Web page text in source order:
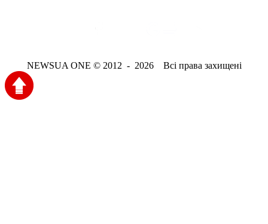
NEWSUA ONE © 2012 - 2026 Всі права захищені